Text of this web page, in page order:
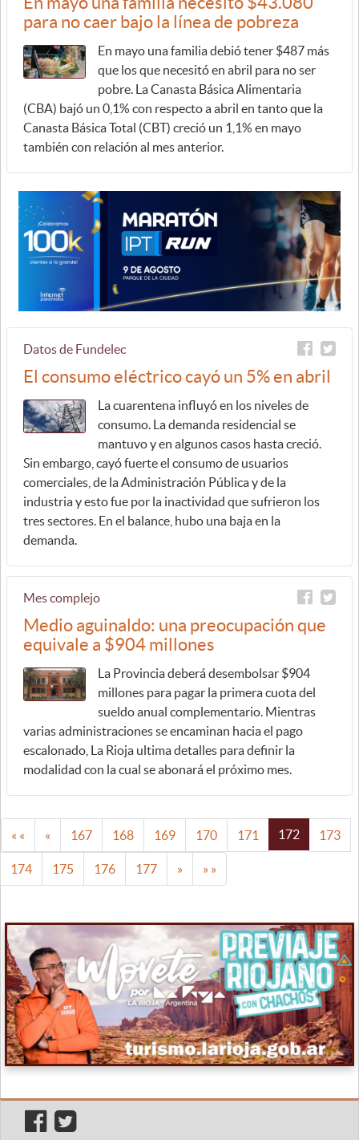
para no caer bajo la línea de pobreza
En mayo una familia debió tener $487 más
que los que necesitó en abril para no ser
pobre. La Canasta Básica Alimentaria
(CBA) bajó un 0,1% con respecto a abril en tanto que la
Canasta Básica Total (CBT) creció un 1,1% en mayo
también con relación al mes anterior.
Datos de Fundelec
El consumo eléctrico cayó un 5% en abril
La cuarentena influyó en los niveles de
consumo. La demanda residencial se
mantuvo y en algunos casos hasta creció.
Sin embargo, cayó fuerte el consumo de usuarios
comerciales, de la Administración Pública y de la
industria y esto fue por la inactividad que sufrieron los
tres sectores. En el balance, hubo una baja en la
demanda.
Mes complejo
Medio aguinaldo: una preocupación que
equivale a $904 millones
La Provincia deberá desembolsar $904
millones para pagar la primera cuota del
sueldo anual complementario. Mientras
varias administraciones se encaminan hacia el pago
escalonado, La Rioja ultima detalles para definir la
modalidad con la cual se abonará el próximo mes.
« « « 167 168 169 170 171 172 173
174 175 176 177 » » »